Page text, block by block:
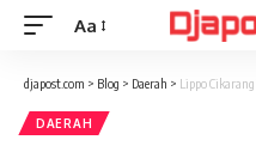
Font
Aa
djapost.com > Blog > Daerah > Lippo
DAERAH